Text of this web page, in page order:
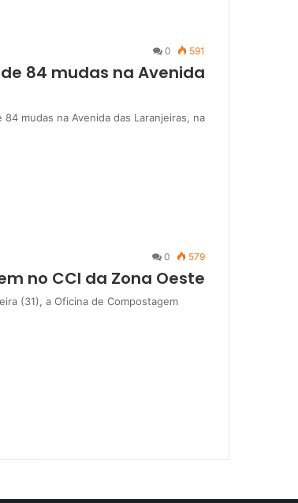
0 591
84 mudas na Avenida
mudas na Avenida das Laranjeiras, na
0 579
no CCI da Zona Oeste
(31), a Oficina de Compostagem